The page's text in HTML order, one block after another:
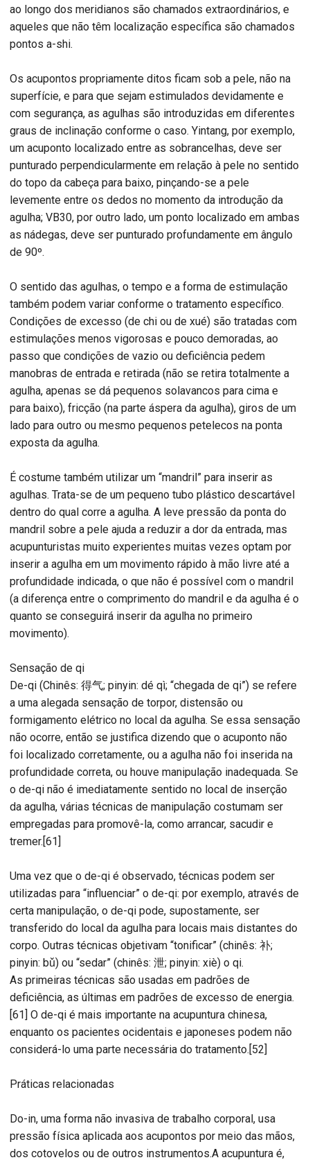
ao longo dos meridianos são chamados extraordinários, e
aqueles que não têm localização específica são chamados
pontos a-shi.
Os acupontos propriamente ditos ficam sob a pele, não na
superfície, e para que sejam estimulados devidamente e
com segurança, as agulhas são introduzidas em diferentes
graus de inclinação conforme o caso. Yintang, por exemplo,
um acuponto localizado entre as sobrancelhas, deve ser
punturado perpendicularmente em relação à pele no sentido
do topo da cabeça para baixo, pinçando-se a pele
levemente entre os dedos no momento da introdução da
agulha; VB30, por outro lado, um ponto localizado em ambas
as nádegas, deve ser punturado profundamente em ângulo
de 90º.
O sentido das agulhas, o tempo e a forma de estimulação
também podem variar conforme o tratamento específico.
Condições de excesso (de chi ou de xué) são tratadas com
estimulações menos vigorosas e pouco demoradas, ao
passo que condições de vazio ou deficiência pedem
manobras de entrada e retirada (não se retira totalmente a
agulha, apenas se dá pequenos solavancos para cima e
para baixo), fricção (na parte áspera da agulha), giros de um
lado para outro ou mesmo pequenos petelecos na ponta
exposta da agulha.
É costume também utilizar um “mandril” para inserir as
agulhas. Trata-se de um pequeno tubo plástico descartável
dentro do qual corre a agulha. A leve pressão da ponta do
mandril sobre a pele ajuda a reduzir a dor da entrada, mas
acupunturistas muito experientes muitas vezes optam por
inserir a agulha em um movimento rápido à mão livre até a
profundidade indicada, o que não é possível com o mandril
(a diferença entre o comprimento do mandril e da agulha é o
quanto se conseguirá inserir da agulha no primeiro
movimento).
Sensação de qi
De-qi (Chinês: 得气; pinyin: dé qì; “chegada de qi”) se refere
a uma alegada sensação de torpor, distensão ou
formigamento elétrico no local da agulha. Se essa sensação
não ocorre, então se justifica dizendo que o acuponto não
foi localizado corretamente, ou a agulha não foi inserida na
profundidade correta, ou houve manipulação inadequada. Se
o de-qi não é imediatamente sentido no local de inserção
da agulha, várias técnicas de manipulação costumam ser
empregadas para promovê-la, como arrancar, sacudir e
tremer.[61]
Uma vez que o de-qi é observado, técnicas podem ser
utilizadas para “influenciar” o de-qi: por exemplo, através de
certa manipulação, o de-qi pode, supostamente, ser
transferido do local da agulha para locais mais distantes do
corpo. Outras técnicas objetivam “tonificar” (chinês: 补;
pinyin: bǔ) ou “sedar” (chinês: 泄; pinyin: xiè) o qi.
As primeiras técnicas são usadas em padrões de
deficiência, as últimas em padrões de excesso de energia.
[61] O de-qi é mais importante na acupuntura chinesa,
enquanto os pacientes ocidentais e japoneses podem não
considerá-lo uma parte necessária do tratamento.[52]
Práticas relacionadas
Do-in, uma forma não invasiva de trabalho corporal, usa
pressão física aplicada aos acupontos por meio das mãos,
dos cotovelos ou de outros instrumentos.A acupuntura é,